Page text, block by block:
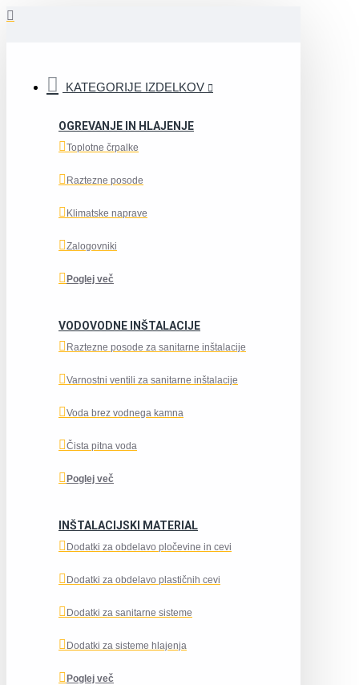
KATEGORIJE IZDELKOV
OGREVANJE IN HLAJENJE
Toplotne črpalke
Raztezne posode
Klimatske naprave
Zalogovniki
Poglej več
VODOVODNE INŠTALACIJE
Raztezne posode za sanitarne inštalacije
Varnostni ventili za sanitarne inštalacije
Voda brez vodnega kamna
Čista pitna voda
Poglej več
INŠTALACIJSKI MATERIAL
Dodatki za obdelavo pločevine in cevi
Dodatki za obdelavo plastičnih cevi
Dodatki za sanitarne sisteme
Dodatki za sisteme hlajenja
Poglej več